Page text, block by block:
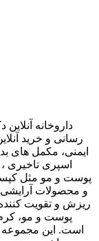
داروخانه
رسانی و خرید
ایمنی، مکمل های
اسپری
پوست و مو مثل
و محصولات آرایشی
ریزش و تقویت
پوست و مو،
است. این مجموعه